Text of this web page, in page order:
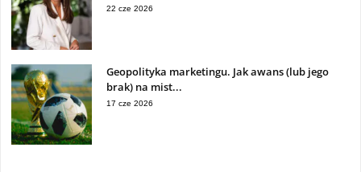
22 cze 2026
Geopolityka marketingu. Jak awans (lub jego
brak) na mist...
17 cze 2026